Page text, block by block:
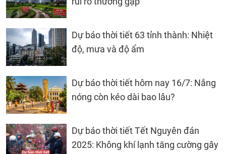
Dự báo thời tiết 63 tỉnh thành: Nhiệt
độ, mưa và độ ẩm
Dự báo thời tiết hôm nay 16/7: Nắng
nóng còn kéo dài bao lâu?
Dự báo thời tiết Tết Nguyên đán
2025: Không khí lạnh tăng cường gây